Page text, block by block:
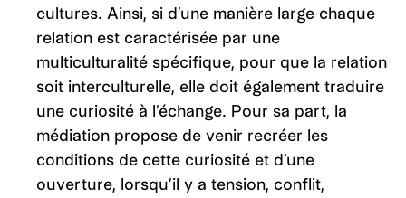
cultures. Ainsi, si d’une manière large chaque
relation est caractérisée par une
multiculturalité spécifique, pour que la relation
soit interculturelle, elle doit également traduire
une curiosité à l’échange. Pour sa part, la
médiation propose de venir recréer les
conditions de cette curiosité et d’une
ouverture, lorsqu’il y a tension, conflit,